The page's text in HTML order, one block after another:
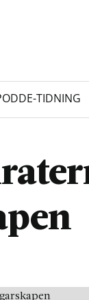
E-TIDNING